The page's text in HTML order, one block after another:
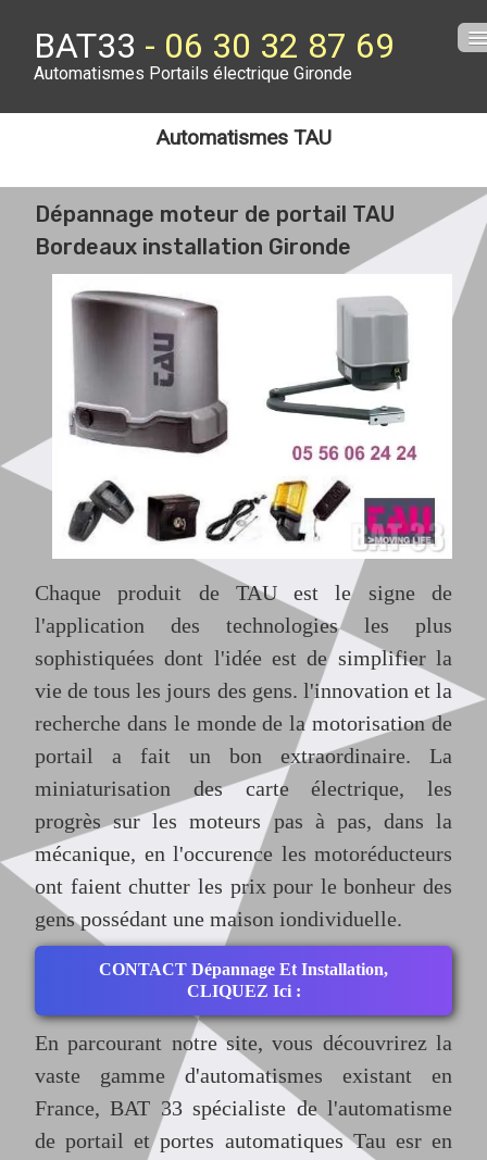
BAT33 - 06 30 32 87 69
Automatismes Portails électrique Gironde
Prix Portail
DV Cenon
Arceau
Automatismes TAU
Dépannage moteur de portail TAU
Bordeaux installation Gironde
Chaque produit de TAU est le signe de
l'application des technologies les plus
sophistiquées dont l'idée est de simplifier la
vie de tous les jours des gens. l'innovation et la
recherche dans le monde de la motorisation de
portail a fait un bon extraordinaire. La
miniaturisation des carte électrique, les
progrès sur les moteurs pas à pas, dans la
mécanique, en l'occurence les motoréducteurs
ont faient chutter les prix pour le bonheur des
gens possédant une maison iondividuelle.
CONTACT Dépannage Et Installation,
CLIQUEZ Ici :
En parcourant notre site, vous découvrirez la
vaste gamme d'automatismes existant en
France, BAT 33 spécialiste de l'automatisme
de portail et portes automatiques Tau esr en